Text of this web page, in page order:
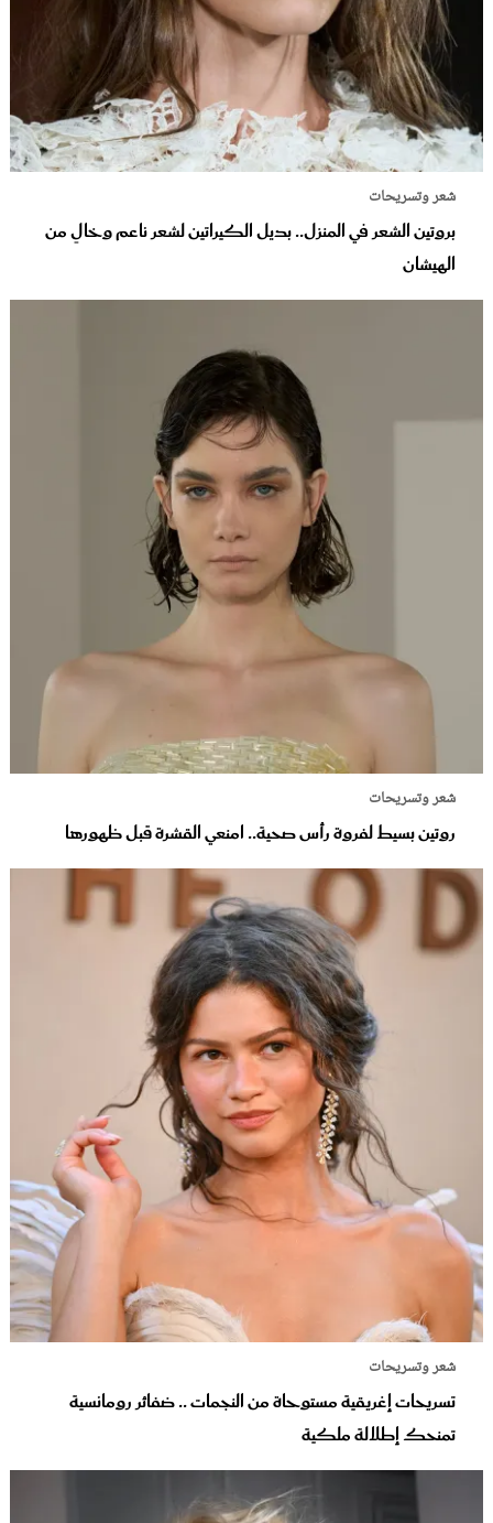
شعر وتسريحات
بروتين الشعر في المنزل.. بديل الكيراتين لشعر ناعم وخالٍ من
الهيشان
شعر وتسريحات
روتين بسيط لفروة رأس صحية.. امنعي القشرة قبل ظهورها
شعر وتسريحات
تسريحات إغريقية مستوحاة من النجمات .. ضفائر رومانسية
تمنحك إطلالة ملكية